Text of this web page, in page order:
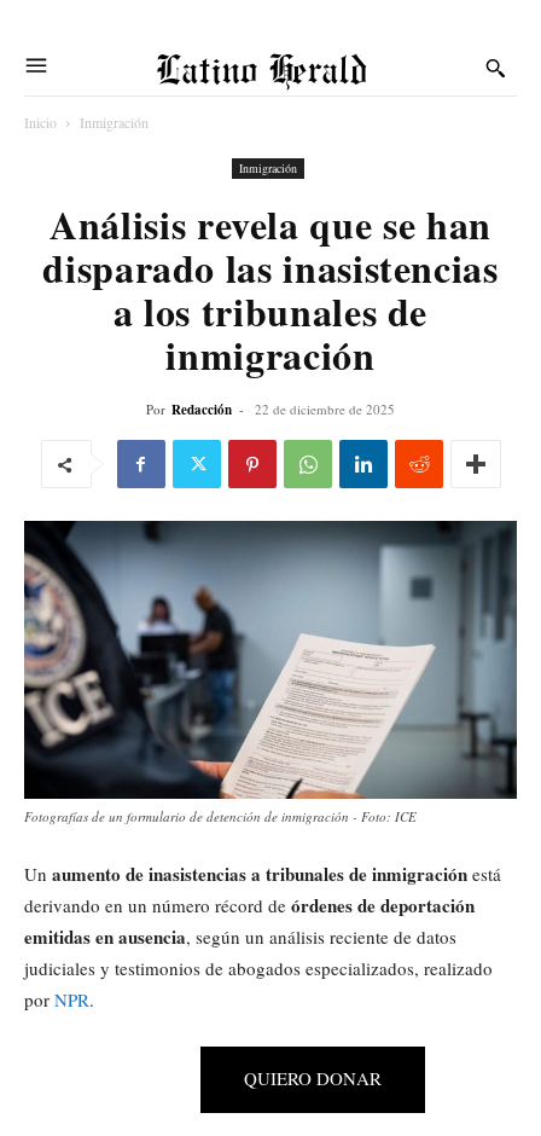
Latino Herald
Inicio Inmigración
Inmigración
Análisis revela que se han
disparado las inasistencias
a los tribunales de
inmigración
Por Redacción - 22 de diciembre de 2025
Fotografías de un formulario de detención de inmigración - Foto: ICE
Un aumento de inasistencias a tribunales de inmigración está
derivando en un número récord de órdenes de deportación
emitidas en ausencia, según un análisis reciente de datos
judiciales y testimonios de abogados especializados, realizado
por NPR.
QUIERO DONAR